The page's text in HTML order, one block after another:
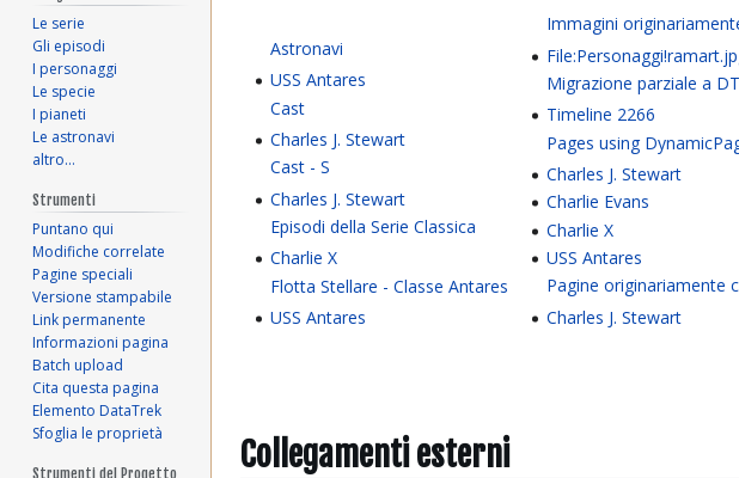
Astronavi
USS Antares
Cast
Charles J. Stewart
Cast - S
Charles J. Stewart
Episodi della Serie Classica
Charlie X
Flotta Stellare - Classe Antares
USS Antares
Immagini
Migrazione parziale a DT
Timeline 2266
Pages using
Charles J. Stewart
Charlie Evans
Charlie X
USS Antares
Pagine originariamente
Charles J. Stewart
Collegamenti esterni
Le serie
Gli episodi
I personaggi
Le specie
I pianeti
Le astronavi
altro…
Strumenti
Puntano qui
Modifiche correlate
Pagine speciali
Versione stampabile
Link permanente
Informazioni pagina
Batch upload
Cita questa pagina
Elemento DataTrek
Sfoglia le proprietà
Strumenti del Progetto